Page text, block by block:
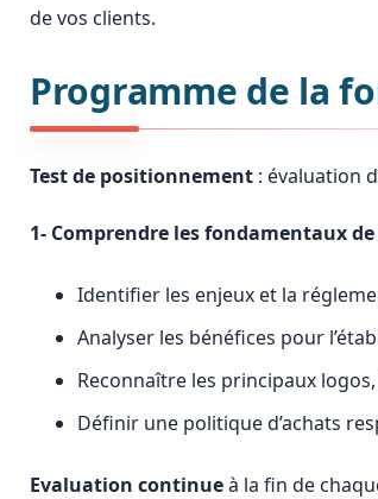
de vos clients.
Programme de la
Test de positionnement : évaluation
1- Comprendre les fondamentaux
Identifier les enjeux et la
Analyser les bénéfices pour
Reconnaître les principaux
Définir une politique d’achats
Evaluation continueà la fin de